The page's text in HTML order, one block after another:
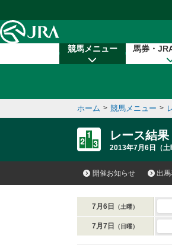
競馬メニュー 馬券・
ホーム > 競馬メニュー >
レース結果
2013年7月6日（
開催お知らせ 出
7月6日 （土曜）
7月7日 （日曜）